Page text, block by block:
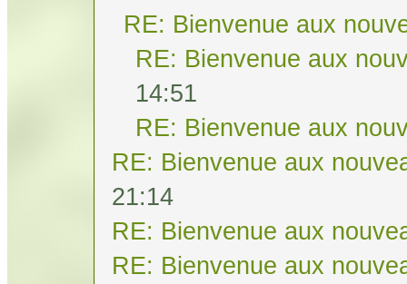
RE: Bienvenue aux
RE: Bienvenue aux
14:51
RE: Bienvenue aux
RE: Bienvenue aux
21:14
RE: Bienvenue aux
RE: Bienvenue aux